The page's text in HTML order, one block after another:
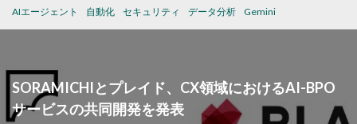
AIエージェント 自動化 セキュリティ データ分析 Gemini
SORAMICHIとプレイド、CX領域におけるAI-BPO
サービスの共同開発を発表